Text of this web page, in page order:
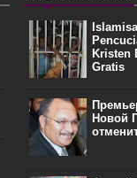
Kristen
Gratis
Новой